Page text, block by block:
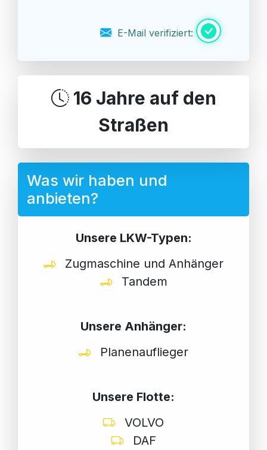
E-Mail verifiziert:
16 Jahre auf den
Straßen
Was wir haben und
anbieten?
Unsere LKW-Typen:
Zugmaschine und Anhänger
Tandem
Unsere Anhänger:
Planenauflieger
Unsere Flotte:
VOLVO
DAF